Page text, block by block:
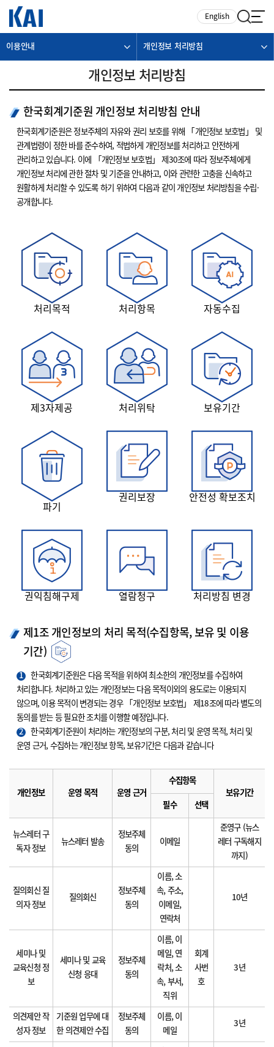
English
이용안내 개인정보 처리방침
개인정보 처리방침
한국회계기준원 개인정보 처리방침 안내
한국회계기준원은 정보주체의 자유와 권리 보호를 위해 「개인정보 보호법」 및
관계법령이 정한 바를 준수하여, 적법하게 개인정보를 처리하고 안전하게
관리하고 있습니다. 이에 「개인정보 보호법」 제30조에 따라 정보주체에게
개인정보 처리에 관한 절차 및 기준을 안내하고, 이와 관련한 고충을 신속하고
원활하게 처리할 수 있도록 하기 위하여 다음과 같이 개인정보 처리방침을 수립·
공개합니다.
처리목적 처리항목 자동수집
제3자제공 처리위탁 보유기간
파기
권리보장 안전성 확보조치
권익침해구제 열람청구 처리방침 변경
제1조 개인정보의 처리 목적(수집항목, 보유 및 이용
기간)
1
한국회계기준원은 다음 목적을 위하여 최소한의 개인정보를 수집하여
처리합니다. 처리하고 있는 개인정보는 다음 목적이외의 용도로는 이용되지
않으며, 이용 목적이 변경되는 경우 「개인정보 보호법」 제18조에 따라 별도의
동의를 받는 등 필요한 조치를 이행할 예정입니다.
2
한국회계기준원이 처리하는 개인정보의 구분, 처리 및 운영 목적, 처리 및
운영 근거, 수집하는 개인정보 항목, 보유기간은 다음과 같습니다
개인정보 운영 목적 운영 근거
수집항목
보유기간
필수
선택
뉴스레터 구
독자 정보
뉴스레터 발송
정보주체
동의
이메일
준영구 (뉴스
레터 구독해지
까지)
질의회신 질
의자 정보
질의회신
정보주체
동의
이름, 소
속, 주소,
이메일,
연락처
10년
세미나 및
교육신청 정
보
세미나 및 교육
신청 응대
정보주체
동의
이름, 이
메일, 연
락처, 소
속, 부서,
직위
회계
사번
호
3년
의견제안 작
성자 정보
기준원 업무에 대
한 의견제안 수집
정보주체
동의
이름, 이
메일
3년